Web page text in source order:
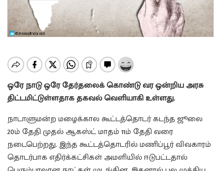
ஒரே நாடு ஒரே தேர்தலைக் கொண்டு வர ஒன்றிய அரசு
திட்டமிட்டுள்ளதாக தகவல் வெளியாகி உள்ளது.
நாடாளுமன்ற மழைக்கால கூட்டத்தொடர் கடந்த ஜூலை
20ம் தேதி முதல் ஆகஸ்ட் மாதம் 11ம் தேதி வரை
நடைபெற்றது. இந்த கூட்டத்தொடரில் மணிப்பூர் விவகாரம்
தொடர்பாக எதிர்க்கட்சிகள் அமளியில் ஈடுபட்டதால்